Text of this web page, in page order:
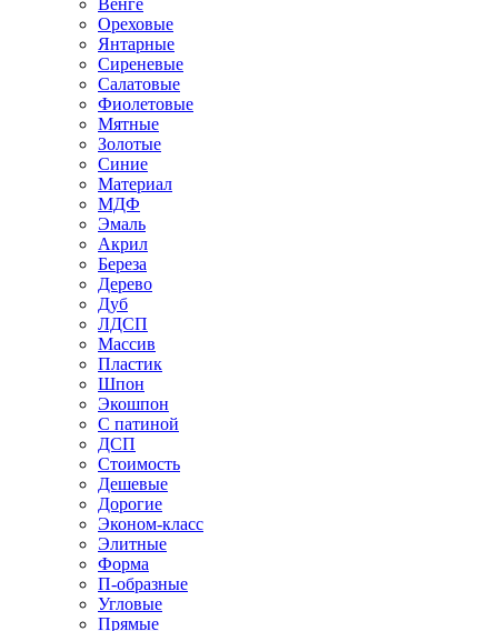
Венге
Ореховые
Янтарные
Сиреневые
Салатовые
Фиолетовые
Мятные
Золотые
Синие
Материал
МДФ
Эмаль
Акрил
Береза
Дерево
Дуб
ЛДСП
Массив
Пластик
Шпон
Экошпон
С патиной
ДСП
Стоимость
Дешевые
Дорогие
Эконом-класс
Элитные
Форма
П-образные
Угловые
Прямые